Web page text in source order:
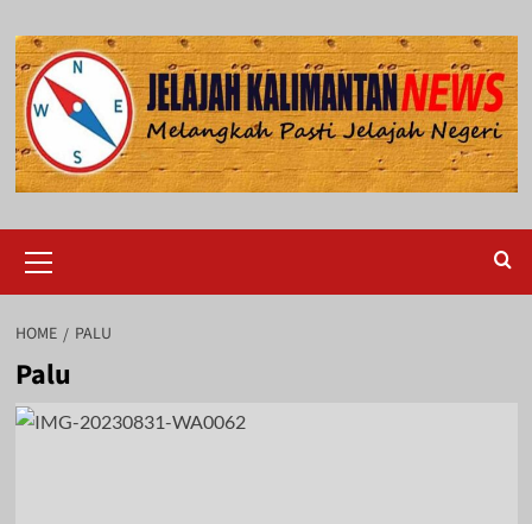
to
content
Menu
HOME PALU
Palu